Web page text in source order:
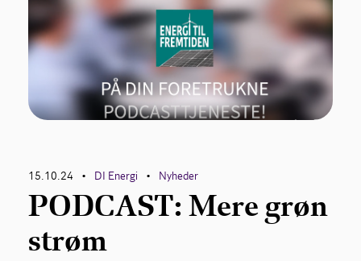
15.10.24 • DI Energi • Nyheder
PODCAST: Mere grøn
strøm